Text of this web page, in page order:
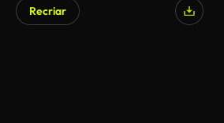
Recriar